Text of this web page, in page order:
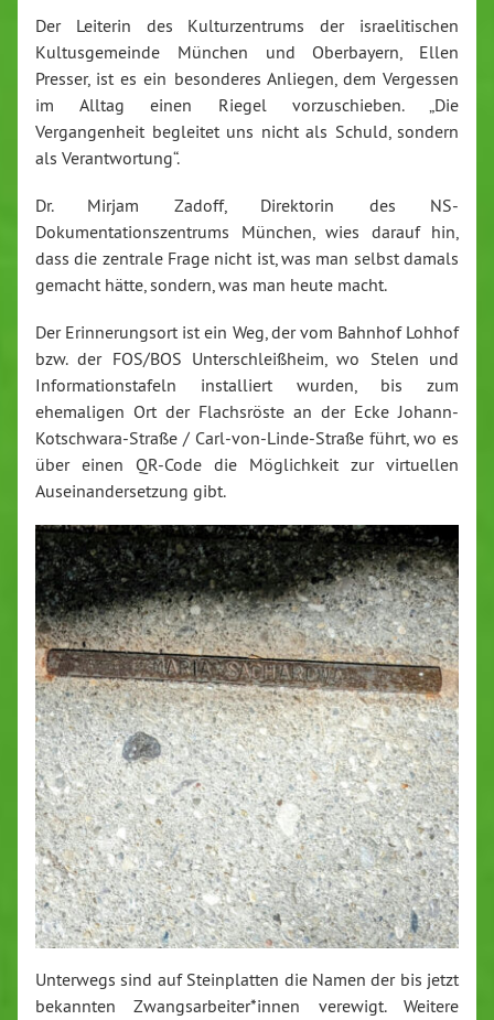
Der Leiterin des Kulturzentrums der israelitischen
Kultusgemeinde München und Oberbayern, Ellen
Presser, ist es ein besonderes Anliegen, dem Vergessen
im Alltag einen Riegel vorzuschieben. „Die
Vergangenheit begleitet uns nicht als Schuld, sondern
als Verantwortung“.
Dr. Mirjam Zadoff, Direktorin des NS-
Dokumentationszentrums München, wies darauf hin,
dass die zentrale Frage nicht ist, was man selbst damals
gemacht hätte, sondern, was man heute macht.
Der Erinnerungsort ist ein Weg, der vom Bahnhof Lohhof
bzw. der FOS/BOS Unterschleißheim, wo Stelen und
Informationstafeln installiert wurden, bis zum
ehemaligen Ort der Flachsröste an der Ecke Johann-
Kotschwara-Straße / Carl-von-Linde-Straße führt, wo es
über einen QR-Code die Möglichkeit zur virtuellen
Auseinandersetzung gibt.
Unterwegs sind auf Steinplatten die Namen der bis jetzt
bekannten Zwangsarbeiter*innen verewigt. Weitere